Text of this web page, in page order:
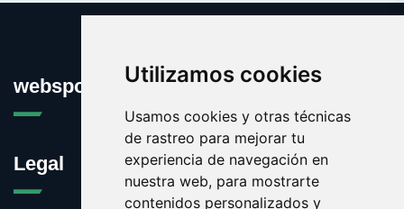
Utilizamos cookies
Usamos cookies y otras técnicas
de rastreo para mejorar tu
experiencia de navegación en
nuestra web, para mostrarte
contenidos personalizados y
websport.es
Legal